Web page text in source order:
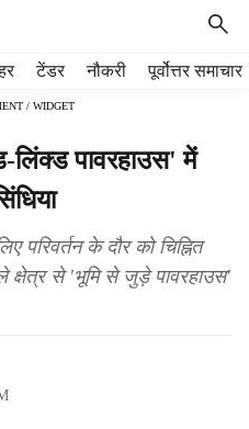
टेंडर नौकरी पूर्वोत्तर समाचार
/ WIDGET
लिंक्ड पावरहाउस' में
परिवर्तन के दौर को चिह्नित
क्षेत्र से 'भूमि से जुड़े पावरहाउस'